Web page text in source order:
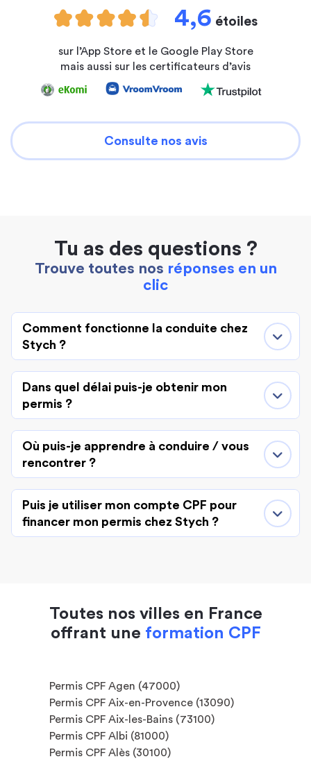
4,6 étoiles
sur l’App Store et le Google Play Store
mais aussi sur les certificateurs d’avis
Consulte nos avis
Tu as des questions ?
Trouve toutes nos réponses en un
clic
Comment fonctionne la conduite chez
Stych ?
Dans quel délai puis-je obtenir mon
permis ?
Où puis-je apprendre à conduire / vous
rencontrer ?
Puis je utiliser mon compte CPF pour
financer mon permis chez Stych ?
Toutes nos villes en France
offrant une formation CPF
Permis CPF Agen (47000)
Permis CPF Aix-en-Provence (13090)
Permis CPF Aix-les-Bains (73100)
Permis CPF Albi (81000)
Permis CPF Alès (30100)